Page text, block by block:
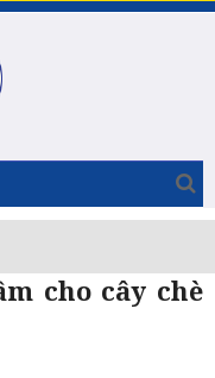
cho cây chè